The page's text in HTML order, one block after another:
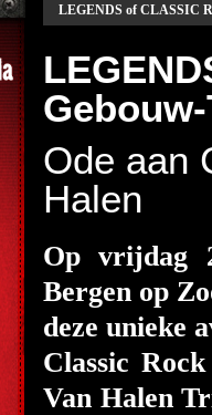
LEGENDS of CLASSIC
Ode aan
Halen
Op vrijdag
Bergen op
deze unieke
Classic
Van Halen